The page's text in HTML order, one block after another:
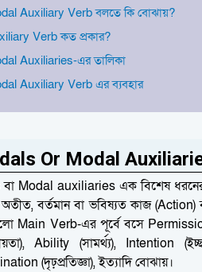
Auxiliary Verb বলতে কি বোঝায়?
Verb কত প্রকার?
Auxiliaries-এর তালিকা
Auxiliary Verb এর ব্যবহার
Or Modal
Modal auxiliaries এক বিশেষ
বর্তমান বা ভবিষ্যত কাজ (Action)
Main Verb-এর পূর্বে বসে
Ability (সামর্থ্য), Intention
(দৃঢ়প্রতিজ্ঞা), ইত্যাদি বোঝায়।